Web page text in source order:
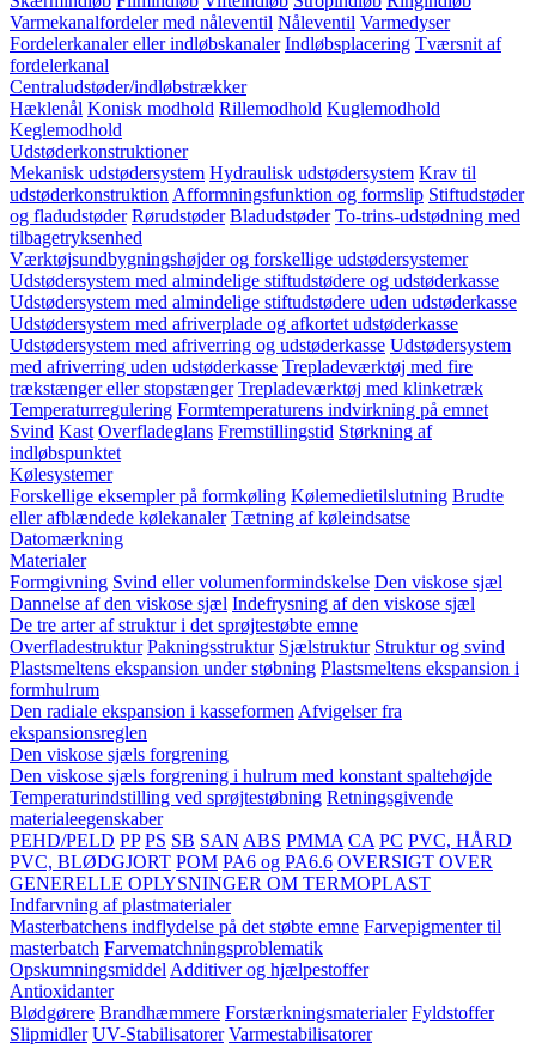
Varmekanalfordeler med nåleventil Nåleventil Varmedyser
Fordelerkanaler eller indløbskanaler Indløbsplacering Tværsnit af
fordelerkanal
Centraludstøder/indløbstrækker
Hæklenål Konisk modhold Rillemodhold Kuglemodhold
Keglemodhold
Udstøderkonstruktioner
Mekanisk udstødersystem Hydraulisk udstødersystem Krav til
udstøderkonstruktion Afformningsfunktion og formslip Stiftudstøder
og fladudstøder Rørudstøder Bladudstøder To-trins-udstødning med
tilbagetryksenhed
Værktøjsundbygningshøjder og forskellige udstødersystemer
Udstødersystem med almindelige stiftudstødere og udstøderkasse
Udstødersystem med almindelige stiftudstødere uden udstøderkasse
Udstødersystem med afriverplade og afkortet udstøderkasse
Udstødersystem med afriverring og udstøderkasse Udstødersystem
med afriverring uden udstøderkasse Trepladeværktøj med fire
trækstænger eller stopstænger Trepladeværktøj med klinketræk
Temperaturregulering Formtemperaturens indvirkning på emnet
Svind Kast Overfladeglans Fremstillingstid Størkning af
indløbspunktet
Kølesystemer
Forskellige eksempler på formkøling Kølemedietilslutning Brudte
eller afblændede kølekanaler Tætning af køleindsatse
Datomærkning
Materialer
Formgivning Svind eller volumenformindskelse Den viskose sjæl
Dannelse af den viskose sjæl Indefrysning af den viskose sjæl
De tre arter af struktur i det sprøjtestøbte emne
Overfladestruktur Pakningsstruktur Sjælstruktur Struktur og svind
Plastsmeltens ekspansion under støbning Plastsmeltens ekspansion i
formhulrum
Den radiale ekspansion i kasseformen Afvigelser fra
ekspansionsreglen
Den viskose sjæls forgrening
Den viskose sjæls forgrening i hulrum med konstant spaltehøjde
Temperaturindstilling ved sprøjtestøbning Retningsgivende
materialeegenskaber
PEHD/PELD PP PS SB SAN ABS PMMA CA PC PVC, HÅRD
PVC, BLØDGJORT POM PA6 og PA6.6 OVERSIGT OVER
GENERELLE OPLYSNINGER OM TERMOPLAST
Indfarvning af plastmaterialer
Masterbatchens indflydelse på det støbte emne Farvepigmenter til
masterbatch Farvematchningsproblematik
Opskumningsmiddel Additiver og hjælpestoffer
Antioxidanter
Blødgørere Brandhæmmere Forstærkningsmaterialer Fyldstoffer
Slipmidler UV-Stabilisatorer Varmestabilisatorer